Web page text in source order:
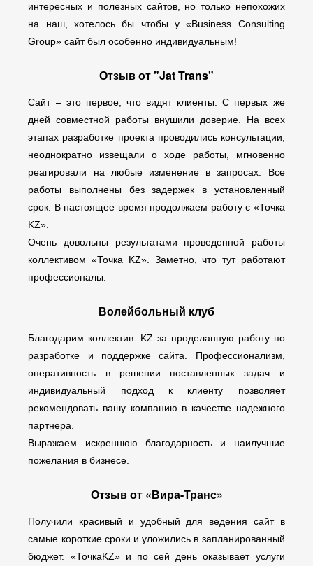
интересных и полезных сайтов, но только непохожих
на наш, хотелось бы чтобы у «Business Consulting
Group» сайт был особенно индивидуальным!
Отзыв от "Jat Trans"
Сайт – это первое, что видят клиенты. С первых же
дней совместной работы внушили доверие. На всех
этапах разработке проекта проводились консультации,
неоднократно извещали о ходе работы, мгновенно
реагировали на любые изменение в запросах. Все
работы выполнены без задержек в установленный
срок. В настоящее время продолжаем работу с «Точка
KZ».
Очень довольны результатами проведенной работы
коллективом «Точка KZ». Заметно, что тут работают
профессионалы.
Волейбольный клуб
Благодарим коллектив .KZ за проделанную работу по
разработке и поддержке сайта. Профессионализм,
оперативность в решении поставленных задач и
индивидуальный подход к клиенту позволяет
рекомендовать вашу компанию в качестве надежного
партнера.
Выражаем искреннюю благодарность и наилучшие
пожелания в бизнесе.
Отзыв от «Вира-Транс»
Получили красивый и удобный для ведения сайт в
самые короткие сроки и уложились в запланированный
бюджет. «ТочкаKZ» и по сей день оказывает услуги